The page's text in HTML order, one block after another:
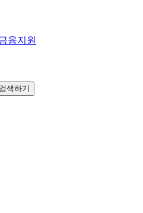
융지원
검색하기